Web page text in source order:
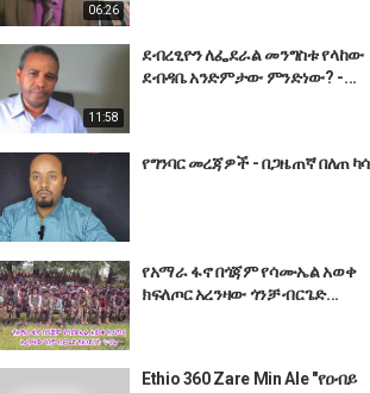
06:26
11:58
ደብረፂዮን ለፌደራል መንግስቱ የላከው
ደብዳቤ አንድምታው ምንድነው? -...
የግንባር መረጃዎች - በጋዜጠኛ በለጠ ካሳ
የአማራ ፋኖ በጎጃም የሳሙኤል አወቀ
ክፍለጦር አረንዛው ጎንቻ ብርጌድ...
Ethio 360 Zare Min Ale "የዐብይ